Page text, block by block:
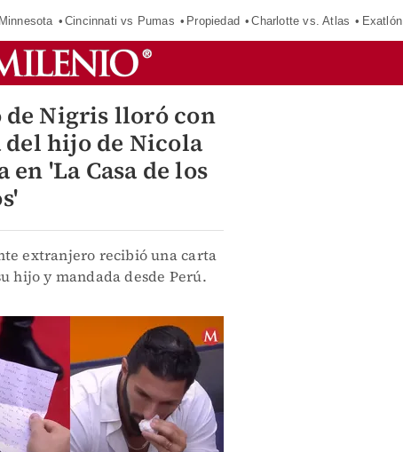
Cincinnati vs Pumas Propiedad Charlotte vs. Atlas Exatlón
de Nigris lloró con
del hijo de Nicola
en 'La Casa de los
extranjero recibió una carta
hijo y mandada desde Perú.